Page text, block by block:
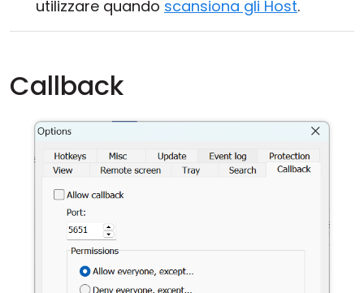
utilizzare quando scansiona gli Host.
Callback